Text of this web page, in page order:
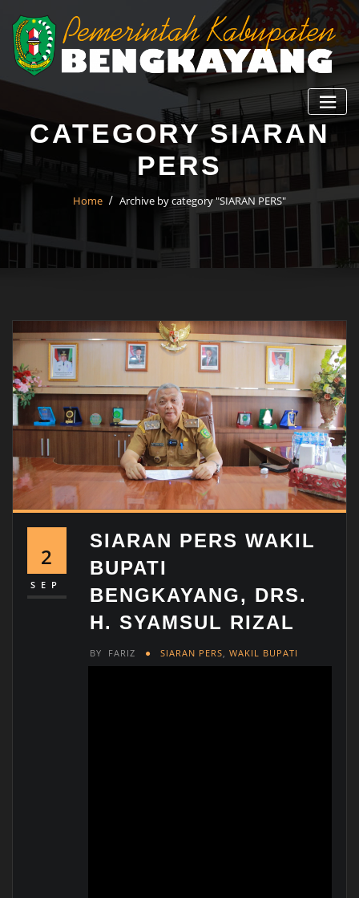
CATEGORY SIARAN
PERS
Home Archive by category "SIARAN PERS"
2
SEP
SIARAN PERS WAKIL
BUPATI
BENGKAYANG, DRS.
H. SYAMSUL RIZAL
BY FARIZ SIARAN PERS WAKIL BUPATI